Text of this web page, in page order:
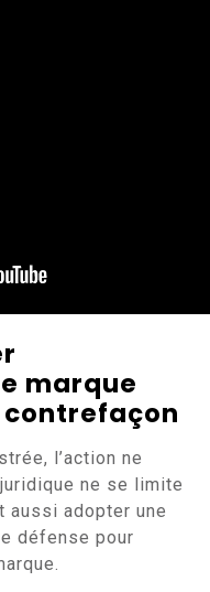
marque
l’action ne
ne se limite
aussi adopter une
défense pour